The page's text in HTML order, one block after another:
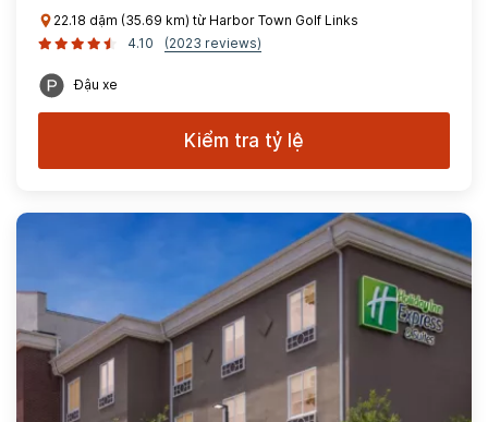
22.18 dặm (35.69 km) từ Harbor Town Golf Links
4.10
(2023 reviews)
Đậu xe
Kiểm tra tỷ lệ